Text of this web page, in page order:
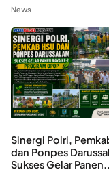
News
Sinergi Polri,
dan Ponpes
Sukses Gelar Panen...